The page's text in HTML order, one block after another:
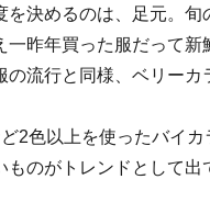
を決めるのは、足元。
一昨年買った服だって
の流行と同様、ベリーカ
2色以上を使ったバイ
ものがトレンドとして出